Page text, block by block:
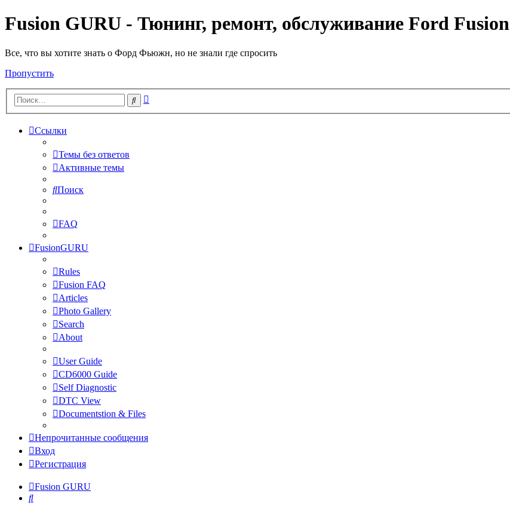
Fusion GURU - Тюнинг, ремонт, обслуживание Ford Fusion
Все, что вы хотите знать о Форд Фьюжн, но не знали где спросить
Пропустить
Поиск
Ссылки
Темы без ответов
Активные темы
Поиск
FAQ
FusionGURU
Rules
Fusion FAQ
Articles
Photo Gallery
Search
About
User Guide
CD6000 Guide
Self Diagnostic
DTC View
Documentstion & Files
Непрочитанные сообщения
Вход
Регистрация
Fusion GURU
Поиск